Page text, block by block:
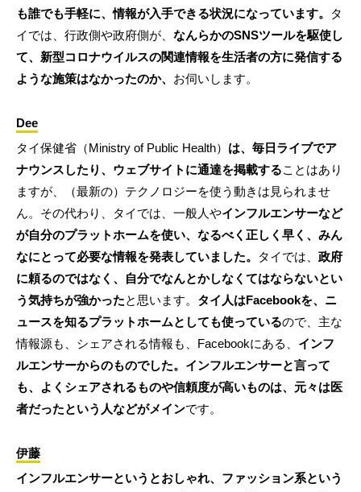
も誰でも手軽に、情報が入手できる状況になっています。
タ
イでは、行政側や政府側が、 なんらかのSNSツールを駆使し
て、新型コロナウイルスの関連情報を生活者の方に発信する
ような施策はなかったのか、 お伺いします。
Dee
タイ保健省（Ministry of Public Health） は、毎日ライブでア
ナウンスしたり、ウェブサイトに通達を掲載することはあり
ますが、（最新の）テクノロジーを使う動きは見られませ
ん。その代わり、タイでは、一般人やインフルエンサーなど
が自分のプラットホームを使い、なるべく正しく早く、みん
なにとって必要な情報を発表していました。
タイでは、 政府
に頼るのではなく、自分でなんとかしなくてはならないとい
う気持ちが強かったと思います。 タイ人はFacebookを、ニ
ュースを知るプラットホームとしても使っているので、主な
情報源も、シェアされる情報も、Facebookにある、 インフ
ルエンサーからのものでした。インフルエンサーと言って
も、よくシェアされるものや信頼度が高いものは、元々は医
者だったという人などがメインです。
伊藤
インフルエンサーというとおしゃれ、ファッション系という